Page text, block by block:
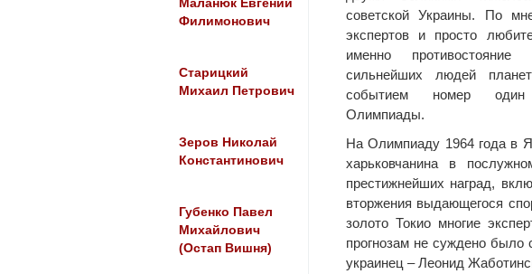
советской Украины. По
экспертов и просто
именно
сильнейших людей
событием номер один
Олимпиады.
На Олимпиаду 1964 года в
харьковчанина в
престижнейших наград,
вторжения выдающегося
золото Токио многие
прогнозам не суждено было
украинец – Леонид
Маланюк Евгений
Филимонович
Старицкий
Михаил Петрович
Зеров Николай
Константинович
Губенко Павел
Михайлович
(Остап Вишня)